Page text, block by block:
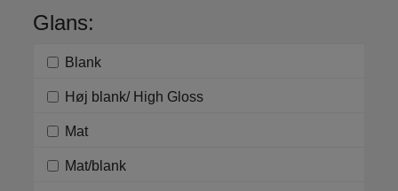
Glans:
Blank
Høj blank/ High Gloss
Mat
Mat/blank